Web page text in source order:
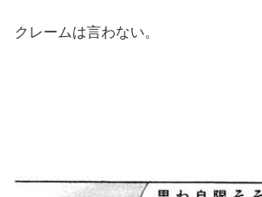
クレームは言わない。